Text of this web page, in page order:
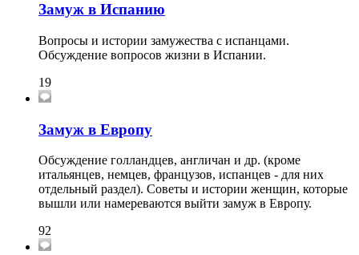
Замуж в Испанию
Вопросы и истории замужества с испанцами.
Обсуждение вопросов жизни в Испании.
19
Замуж в Европу
Обсуждение голландцев, англичан и др. (кроме
итальянцев, немцев, французов, испанцев - для них
отдельный раздел). Советы и истории женщин, которые
вышли или намереваются выйти замуж в Европу.
92